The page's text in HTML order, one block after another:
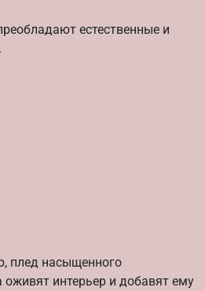
естественные и
плед насыщенного
оживят интерьер и добавят ему